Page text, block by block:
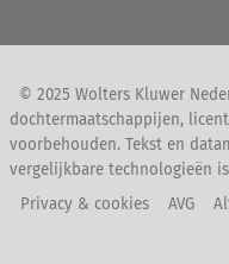
© 2025 Wolters Kluwer
dochtermaatschappijen,
voorbehouden. Tekst en
vergelijkbare technologieën
Privacy & cookies
AVG